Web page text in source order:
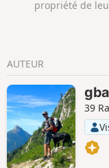
propriété de
AUTEUR
39